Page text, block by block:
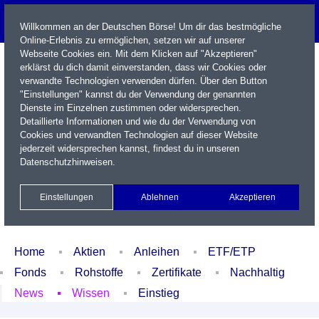
Name / WKN / ISIN / Kürzel
Xetra Realtime
Watchlist Portfolio Login
Home Aktien Anleihen
ETF/ETP
Fonds
Rohstoffe Zertifikate
Nachhaltig
News
Wissen Einstieg
Willkommen an der Deutschen Börse! Um dir das bestmögliche
Online-Erlebnis zu ermöglichen, setzen wir auf unserer
Webseite Cookies ein. Mit dem Klicken auf "Akzeptieren"
erklärst du dich damit einverstanden, dass wir Cookies oder
verwandte Technologien verwenden dürfen. Über den Button
"Einstellungen" kannst du der Verwendung der genannten
Dienste im Einzelnen zustimmen oder widersprechen.
Detaillierte Informationen und wie du der Verwendung von
Cookies und verwandten Technologien auf dieser Website
jederzeit widersprechen kannst, findest du in unseren
Datenschutzhinweisen.
Einstellungen Ablehnen Akzeptieren